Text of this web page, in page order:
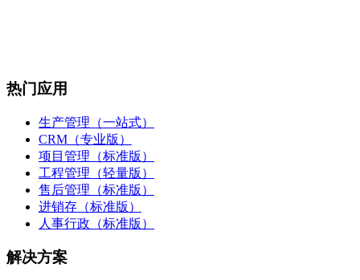
热门应用
生产管理（一站式）
CRM（专业版）
项目管理（标准版）
工程管理（轻量版）
售后管理（标准版）
进销存（标准版）
人事行政（标准版）
解决方案